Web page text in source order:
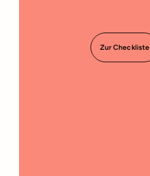
Zur Checkliste